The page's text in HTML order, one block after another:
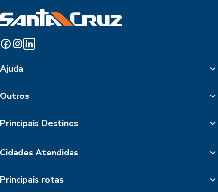
Ajuda
Outros
Principais Destinos
Cidades Atendidas
Principais rotas